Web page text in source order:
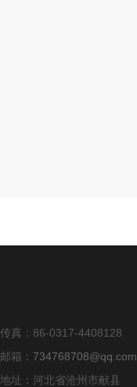
传真：86-0317-4408128
邮箱： 734768708@qq.com
地址：河北省沧州市献县